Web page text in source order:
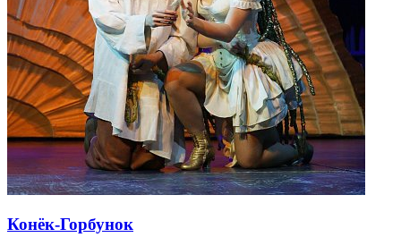
Конёк-Горбунок